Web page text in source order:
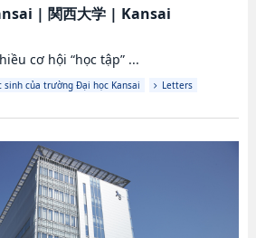
| 関西大学| Kansai
cơ hội “học tập” ...
sinh của trường Đại học Kansai Letters